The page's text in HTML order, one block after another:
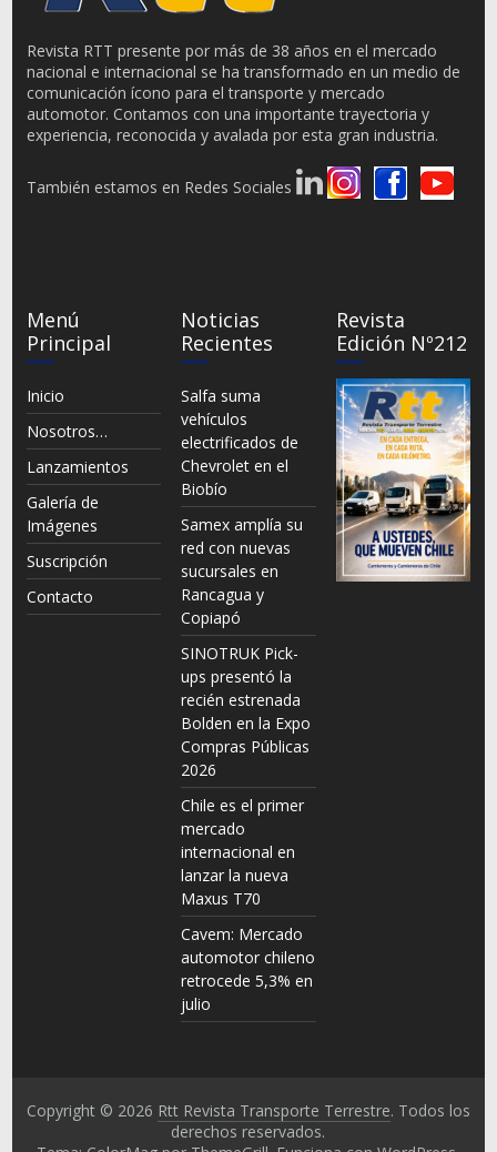
Revista RTT presente por más de 38 años en el mercado
nacional e internacional se ha transformado en un medio de
comunicación ícono para el transporte y mercado
automotor. Contamos con una importante trayectoria y
experiencia, reconocida y avalada por esta gran industria.
También estamos en Redes Sociales
Menú
Principal
Inicio
Nosotros…
Lanzamientos
Galería de
Imágenes
Suscripción
Contacto
Noticias
Recientes
Salfa suma
vehículos
electrificados de
Chevrolet en el
Biobío
Samex amplía su
red con nuevas
sucursales en
Rancagua y
Copiapó
SINOTRUK Pick-
ups presentó la
recién estrenada
Bolden en la Expo
Compras Públicas
2026
Chile es el primer
mercado
internacional en
lanzar la nueva
Maxus T70
Cavem: Mercado
automotor chileno
retrocede 5,3% en
julio
Revista
Edición Nº212
Copyright © 2026 Rtt Revista Transporte Terrestre. Todos los
derechos reservados.